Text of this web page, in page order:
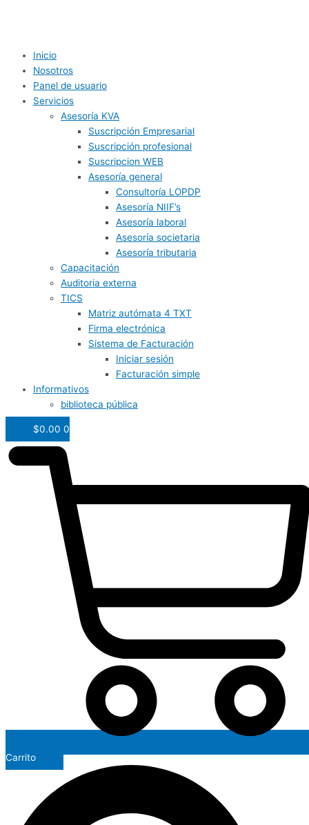
Inicio
Nosotros
Panel de usuario
Servicios
Asesoría KVA
Suscripción Empresarial
Suscripción profesional
Suscripcion WEB
Asesoría general
Consultoría LOPDP
Asesoría NIIF’s
Asesoría laboral
Asesoría societaria
Asesoría tributaria
Capacitación
Auditoria externa
TICS
Matriz autómata 4 TXT
Firma electrónica
Sistema de Facturación
Iniciar sesión
Facturación simple
Informativos
biblioteca pública
$0.00 0
Carrito